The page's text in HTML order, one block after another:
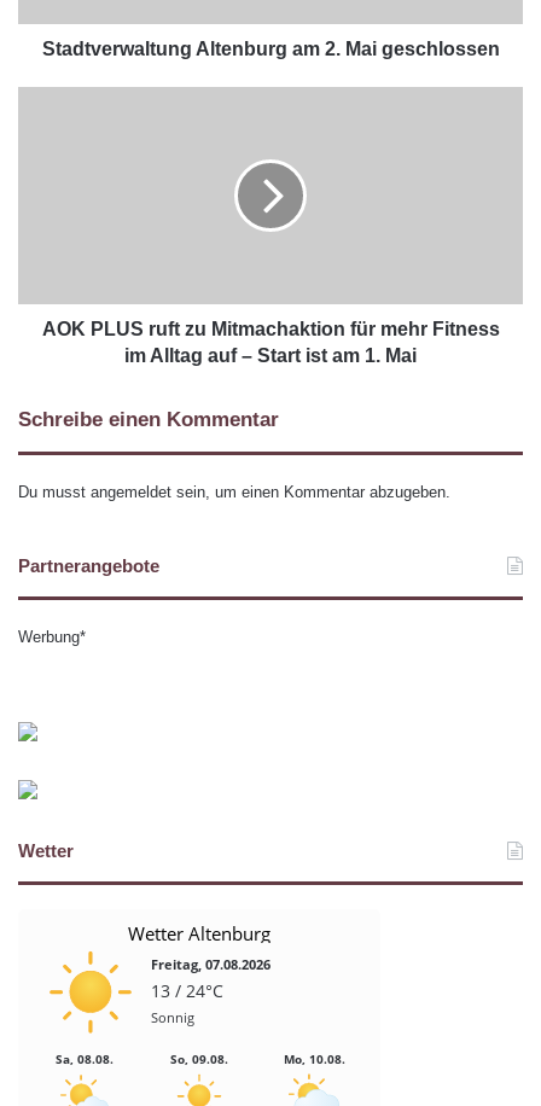
Stadtverwaltung Altenburg am 2. Mai geschlossen
AOK PLUS ruft zu Mitmachaktion für mehr Fitness
im Alltag auf – Start ist am 1. Mai
Schreibe einen Kommentar
Du musst angemeldet sein, um einen Kommentar abzugeben.
Partnerangebote
Werbung*
Wetter
Wetter Altenburg
Freitag, 07.08.2026
13 / 24°C
Sonnig
Sa, 08.08. So, 09.08. Mo, 10.08.